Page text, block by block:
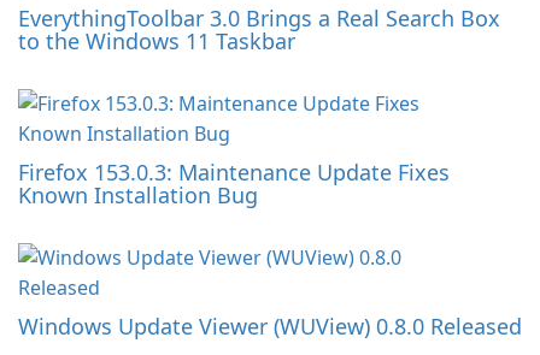
EverythingToolbar 3.0 Brings a Real Search Box
to the Windows 11 Taskbar
Firefox 153.0.3: Maintenance Update Fixes
Known Installation Bug
Windows Update Viewer (WUView) 0.8.0 Released